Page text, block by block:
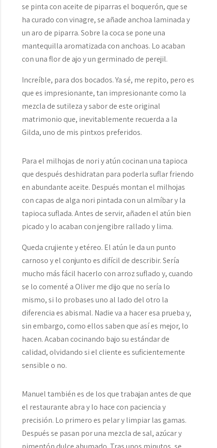
se pinta con aceite de piparras el boquerón, que se
ha curado con vinagre, se añade anchoa laminada y
un aro de piparra. Sobre la coca se pone una
mantequilla aromatizada con anchoas. Lo acaban
con una flor de ajo y un germinado de perejil.
Increíble, para dos bocados. Ya sé, me repito, pero es
que es impresionante, tan impresionante como la
mezcla de sutileza y sabor de este original
matrimonio que, inevitablemente recuerda a la
Gilda, uno de mis pintxos preferidos.
Para el milhojas de nori y atún cocinan una tapioca
que después deshidratan para poderla suflar friendo
en abundante aceite. Después montan el milhojas
con capas de alga nori pintada con un almíbar y la
tapioca suflada. Antes de servir, añaden el atún bien
picado y lo acaban con jengibre rallado y lima.
Queda crujiente y etéreo. El atún le da un punto
carnoso y el conjunto es difícil de describir. Sería
mucho más fácil hacerlo con arroz suflado y, cuando
se lo comenté a Oliver me dijo que no sería lo
mismo, si lo probases uno al lado del otro la
diferencia es abismal. Nadie va a hacer esa prueba y,
sin embargo, como ellos saben que así es mejor, lo
hacen. Acaban cocinando bajo su estándar de
calidad, olvidando si el cliente es suficientemente
sensible o no.
Manuel también es de los que trabajan antes de que
el restaurante abra y lo hace con paciencia y
precisión. Lo primero es pelar y limpiar las gamas.
Después se pasan por una mezcla de sal, azúcar y